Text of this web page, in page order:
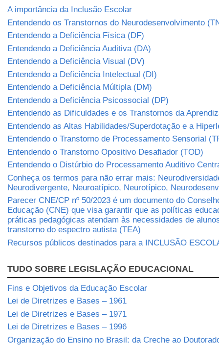
A importância da Inclusão Escolar
Entendendo os Transtornos do Neurodesenvolvimento
Entendendo a Deficiência Física (DF)
Entendendo a Deficiência Auditiva (DA)
Entendendo a Deficiência Visual (DV)
Entendendo a Deficiência Intelectual (DI)
Entendendo a Deficiência Múltipla (DM)
Entendendo a Deficiência Psicossocial (DP)
Entendendo as Dificuldades e os Transtornos da
Entendendo as Altas Habilidades/Superdotação e a
Entendendo o Transtorno de Processamento Sensorial
Entendendo o Transtorno Opositivo Desafiador (TOD)
Entendendo o Distúrbio do Processamento Auditivo
Conheça os termos para não errar mais:
Neurodivergente, Neuroatípico, Neurotípico,
Parecer CNE/CP nº 50/2023 é um documento do
Educação (CNE) que visa garantir que as políticas
práticas pedagógicas atendam às necessidades de
transtorno do espectro autista (TEA)
Recursos públicos destinados para a INCLUSÃO
TUDO SOBRE LEGISLAÇÃO EDUCACIONAL
Fins e Objetivos da Educação Escolar
Lei de Diretrizes e Bases – 1961
Lei de Diretrizes e Bases – 1971
Lei de Diretrizes e Bases – 1996
Organização do Ensino no Brasil: da Creche ao